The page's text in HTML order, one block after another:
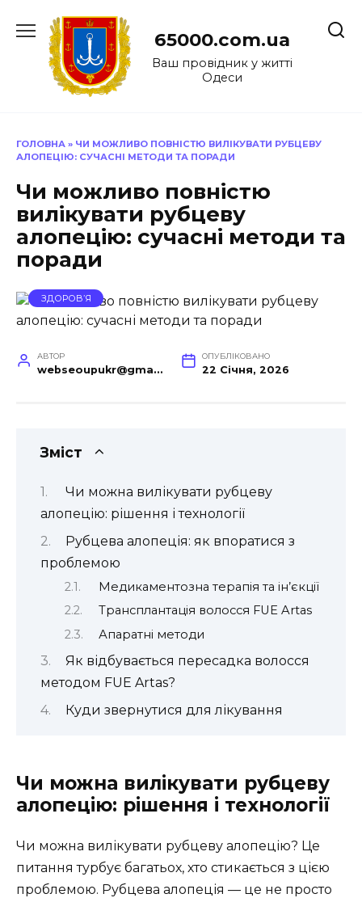
до
65000.com.ua
Ваш провідник у житті
Одеси
ГОЛОВНА » ЧИ МОЖЛИВО ПОВНІСТЮ ВИЛІКУВАТИ РУБЦЕВУ
АЛОПЕЦІЮ: СУЧАСНІ МЕТОДИ ТА ПОРАДИ
Чи можливо повністю
вилікувати рубцеву
алопецію: сучасні методи та
поради
ЗДОРОВ’Я
АВТОР
webseoupukr@gmail.com
ОПУБЛІКОВАНО
22 Січня, 2026
Зміст
Чи можна вилікувати рубцеву
алопецію: рішення і технології
Рубцева алопеція: як впоратися з
проблемою
Медикаментозна терапія та ін’єкції
Трансплантація волосся FUE Artas
Апаратні методи
Як відбувається пересадка волосся
методом FUE Artas?
Куди звернутися для лікування
Чи можна вилікувати рубцеву
алопецію: рішення і технології
Чи можна вилікувати рубцеву алопецію? Це
питання турбує багатьох, хто стикається з цією
проблемою. Рубцева алопеція — це не просто